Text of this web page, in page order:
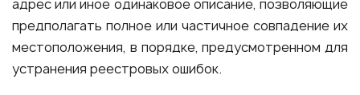
адрес или иное одинаковое описание, позволяющие
предполагать полное или частичное совпадение их
местоположения, в порядке, предусмотренном для
устранения реестровых ошибок.